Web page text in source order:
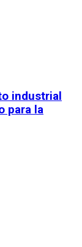
industrial
para la